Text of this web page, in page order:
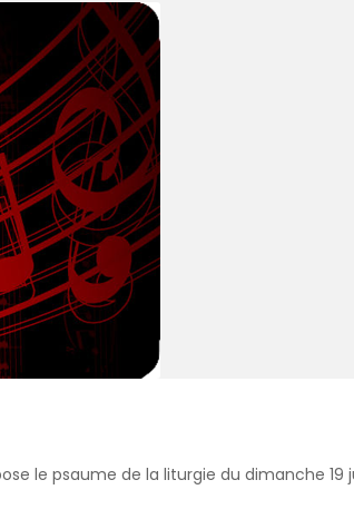
le psaume de la liturgie du dimanche 19